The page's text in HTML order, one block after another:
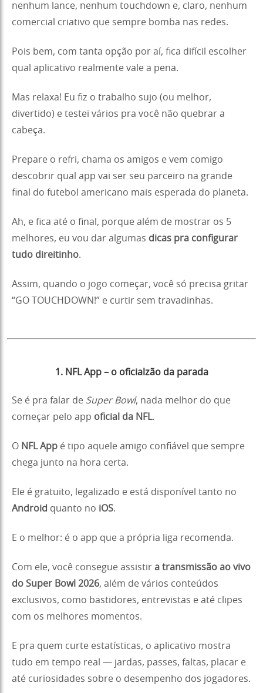
nenhum lance, nenhum touchdown e, claro, nenhum
comercial criativo que sempre bomba nas redes.
Pois bem, com tanta opção por aí, fica difícil escolher
qual aplicativo realmente vale a pena.
Mas relaxa! Eu fiz o trabalho sujo (ou melhor,
divertido) e testei vários pra você não quebrar a
cabeça.
Prepare o refri, chama os amigos e vem comigo
descobrir qual app vai ser seu parceiro na grande
final do futebol americano mais esperada do planeta.
Ah, e fica até o final, porque além de mostrar os 5
melhores, eu vou dar algumas dicas pra configurar
tudo direitinho.
Assim, quando o jogo começar, você só precisa gritar
“GO TOUCHDOWN!” e curtir sem travadinhas.
1. NFL App – o oficialzão da parada
Se é pra falar de Super Bowl, nada melhor do que
começar pelo app oficial da NFL.
O NFL App é tipo aquele amigo confiável que sempre
chega junto na hora certa.
Ele é gratuito, legalizado e está disponível tanto no
Android quanto no iOS.
E o melhor: é o app que a própria liga recomenda.
Com ele, você consegue assistir a transmissão ao vivo
do Super Bowl 2026, além de vários conteúdos
exclusivos, como bastidores, entrevistas e até clipes
com os melhores momentos.
E pra quem curte estatísticas, o aplicativo mostra
tudo em tempo real — jardas, passes, faltas, placar e
até curiosidades sobre o desempenho dos jogadores.